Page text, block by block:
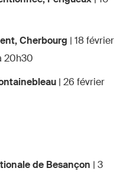
Cherbourg | 18 février
20h30
| 26 février
de Besançon | 3